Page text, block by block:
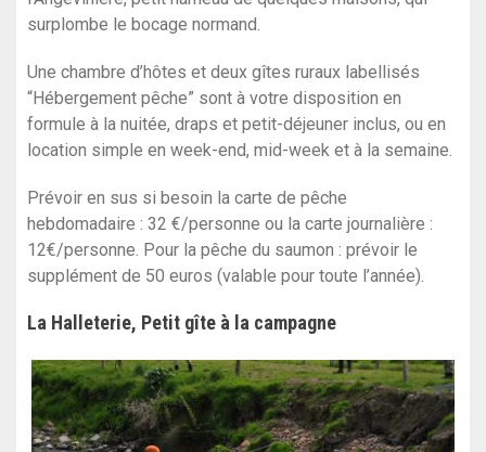
surplombe le bocage normand.
Une chambre d’hôtes et deux gîtes ruraux labellisés
“Hébergement pêche” sont à votre disposition en
formule à la nuitée, draps et petit-déjeuner inclus, ou en
location simple en week-end, mid-week et à la semaine.
Prévoir en sus si besoin la carte de pêche
hebdomadaire : 32 €/personne ou la carte journalière :
12€/personne. Pour la pêche du saumon : prévoir le
supplément de 50 euros (valable pour toute l’année).
La Halleterie, Petit gîte à la campagne